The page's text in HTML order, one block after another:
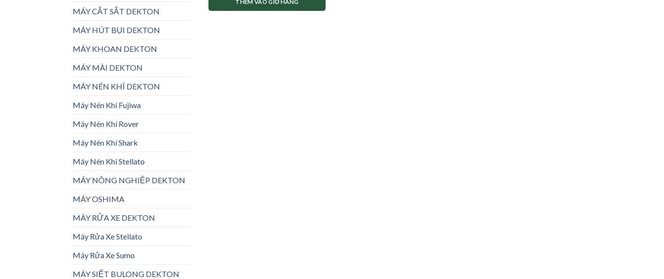
MÁY CẮT SẮT DEKTON
MÁY HÚT BỤI DEKTON
MÁY KHOAN DEKTON
MÁY MÀI DEKTON
MÁY NÉN KHÍ DEKTON
Máy Nén Khí Fujiwa
Máy Nén Khí Rover
Máy Nén Khí Shark
Máy Nén Khí Stellato
MÁY NÔNG NGHIỆP DEKTON
MÁY OSHIMA
MÁY RỬA XE DEKTON
Máy Rửa Xe Stellato
Máy Rửa Xe Sumo
MÁY SIẾT BULONG DEKTON
THÊM VÀO GIỎ HÀNG